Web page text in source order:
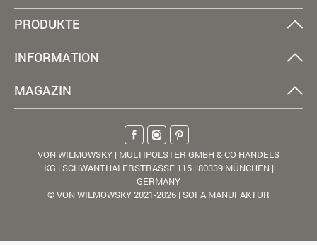
PRODUKTE
INFORMATION
MAGAZIN
VON WILMOWSKY | MULTIPOLSTER GMBH & CO HANDELS
KG | SCHWANTHALERSTRASSE 115 | 80339 MÜNCHEN |
GERMANY
© VON WILMOWSKY 2021-2026 | SOFA MANUFAKTUR